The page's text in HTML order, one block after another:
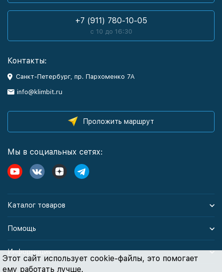
Этот сайт использует cookie-файлы, это помогает
ему работать лучше.
+7 (911) 780-10-05
с 10 до 16:30
Контакты:
Санкт-Петербург, пр. Пархоменко 7А
info@klimbit.ru
Проложить маршрут
Мы в социальных сетях:
Каталог товаров
Помощь
Информация